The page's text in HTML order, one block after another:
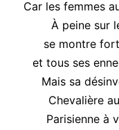
Car les femmes
À peine sur
se montre
et tous ses
Mais sa
Chevalière
Parisienne à